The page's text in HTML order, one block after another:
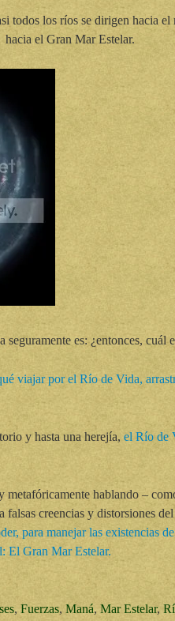
todos los ríos se dirigen hacia
hacia el Gran Mar Estelar.
seguramente es: ¿entonces, cuál
viajar por el Río de Vida,
y hasta una herejía, el Río de
metafóricamente hablando –
falsas creencias y distorsiones
para manejar las existencias
El Gran Mar Estelar.
, Fuerzas, Maná, Mar Estelar,